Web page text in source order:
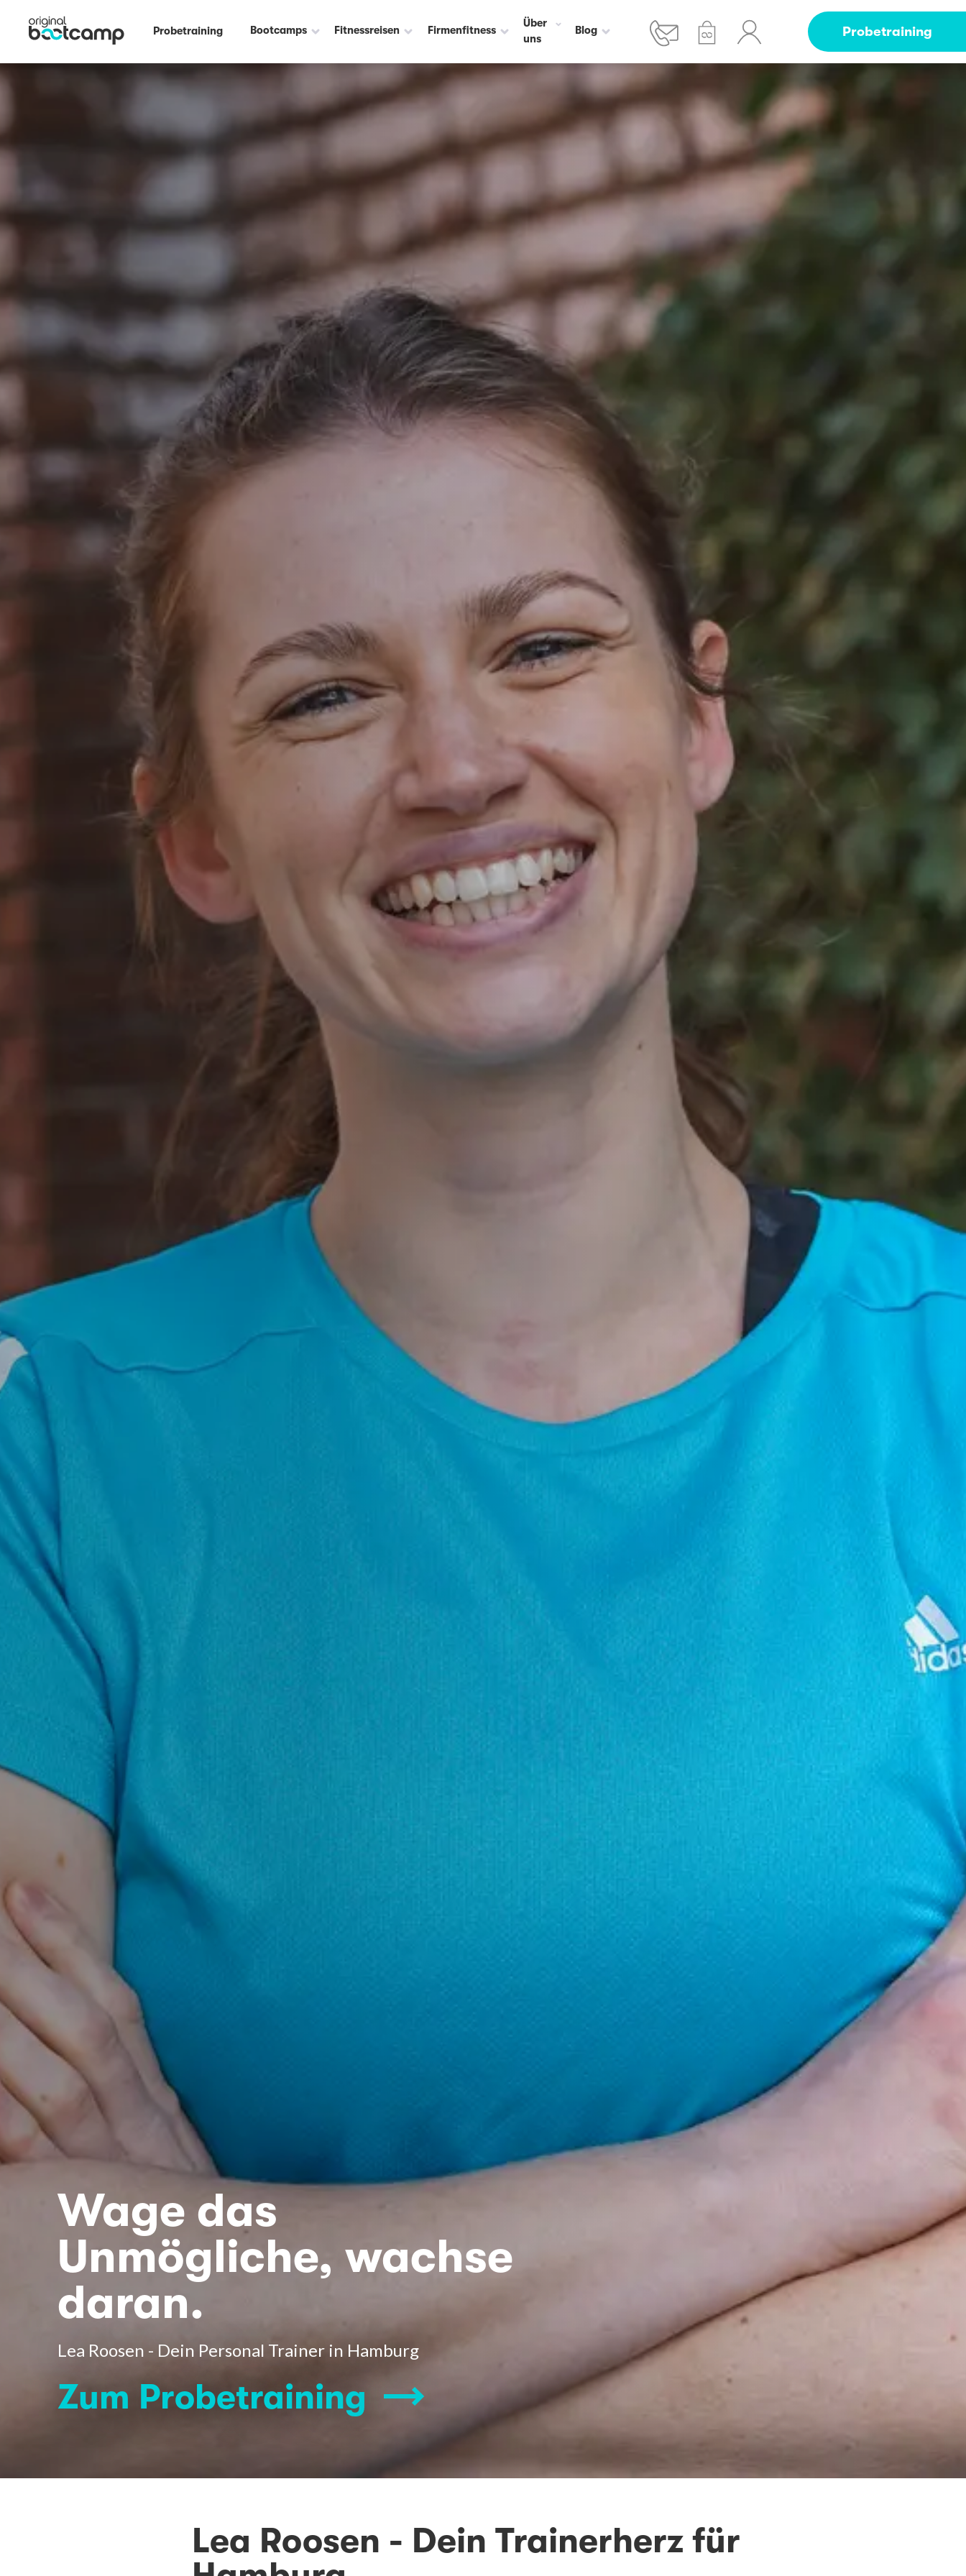
Probetraining Bootcamps Fitnessreisen Firmenfitness
Über
uns
Blog Probetraining
Wage das
Unmögliche, wachse
daran.
Lea Roosen - Dein Personal Trainer in Hamburg
Zum Probetraining
Lea Roosen - Dein Trainerherz für